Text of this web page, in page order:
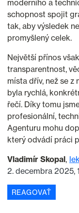
moderního a
schopnost spojit
tak, aby výsledek
promyšlený celek.
Největší přínos
transparentnost,
místa dřív, než se z
byla rychlá,
řečí. Díky tomu
profesionální,
Agenturu mohu
který odvádí práci
Vladimír Skopal
2. decembra 2025,
REAGOVAŤ